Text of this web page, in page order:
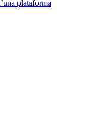
plataforma